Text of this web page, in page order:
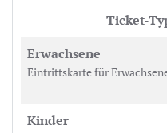
Ticket-
Erwachsene
Eintrittskarte für
Kinder